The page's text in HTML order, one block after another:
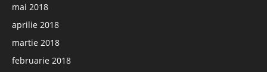
mai 2018
aprilie 2018
martie 2018
februarie 2018